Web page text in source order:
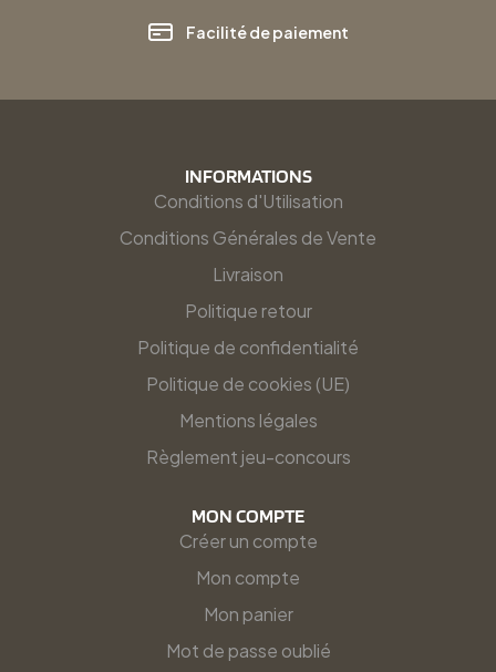
Facilité de paiement
INFORMATIONS
Conditions d'Utilisation
Conditions Générales de Vente
Livraison
Politique retour
Politique de confidentialité
Politique de cookies (UE)
Mentions légales
Règlement jeu-concours
MON COMPTE
Créer un compte
Mon compte
Mon panier
Mot de passe oublié